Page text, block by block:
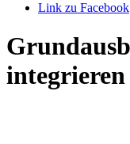
Link zu Facebook
integrieren